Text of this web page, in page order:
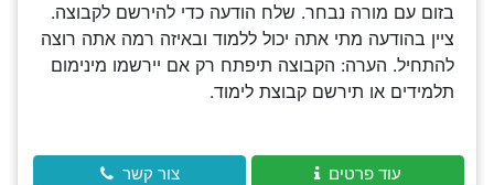
בזום עם מורה נבחר. שלח הודעה כדי להירשם לקבוצה.
ציין בהודעה מתי אתה יכול ללמוד ובאיזה רמה אתה רוצה
להתחיל. הערה: הקבוצה תיפתח רק אם יירשמו מינימום
תלמידים או תירשם קבוצת לימוד.
עוד פרטים צור קשר